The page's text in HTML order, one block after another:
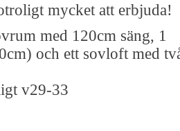
mycket att erbjuda!
med 120cm säng, 1
och ett sovloft med
v29-33